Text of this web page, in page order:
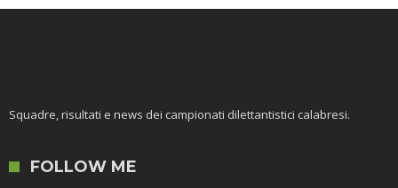
Squadre, risultati e news dei campionati dilettantistici calabresi.
FOLLOW ME